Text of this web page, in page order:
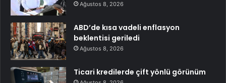
Ağustos 8, 2026
ABD’de kısa vadeli enflasyon
beklentisi geriledi
Ağustos 8, 2026
Ticari kredilerde çift yönlü görünüm